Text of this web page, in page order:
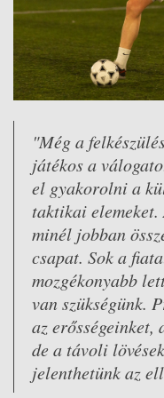
"Még a
játékos a
el gyakorolni a
taktikai
minél jobban
csapat. Sok a
mozgékonyabb
van szükségünk.
az erősségeinket,
de a távoli
jelenthetünk az